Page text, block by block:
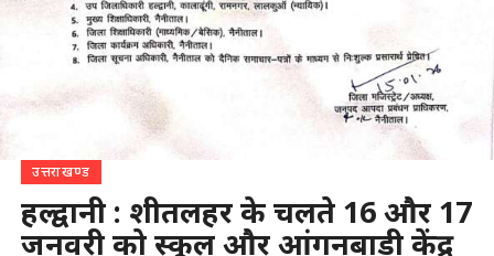
उत्तराखण्ड
हल्द्वानी : शीतलहर के चलते 16 और 17
जनवरी को स्कूल और आंगनबाड़ी केंद्र